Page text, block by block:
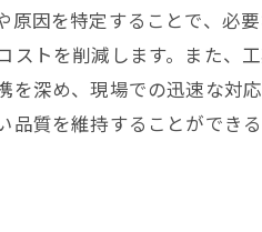
イルを考慮した補修
ぶ地域特性の活用
反映した施工
補修方法の提案
因を特定することで、必
トを削減します。また、
深め、現場での迅速な対
質を維持することができる